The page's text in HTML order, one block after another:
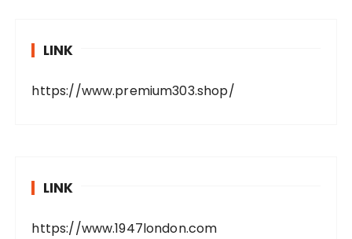
LINK
https://www.premium303.shop/
LINK
https://www.1947london.com